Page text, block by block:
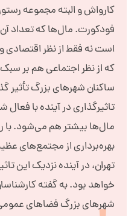
کارواش و البته مجموعه
فود‌کورت. مال‌ها که تعداد
است نه فقط از نظر اقتصادی
که از نظر اجتماعی هم بر
ساکنان شهرهای بزرگ تأثیر
تاثیرگذاری در آینده با
مال‌ها بیشتر هم می‌شود.
بهره‌برداری از مجتمع‌های
تهران، در آینده نزدیک این
خواهد بود. به گفته
شهرهای بزرگ فضاهای عمومی